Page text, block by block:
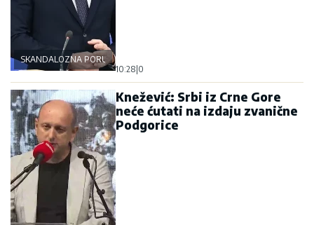
SKANDALOZNA PORUKA
10:28|0
Knežević: Srbi iz Crne Gore
neće ćutati na izdaju zvanične
Podgorice